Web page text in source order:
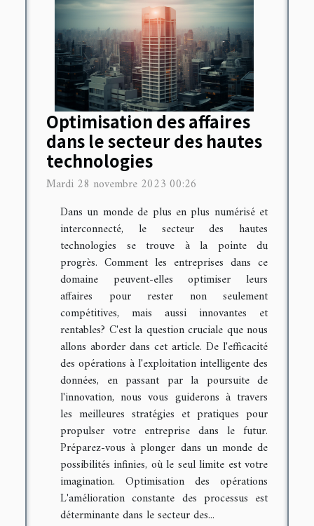
Optimisation des affaires
dans le secteur des hautes
technologies
Mardi 28 novembre 2023 00:26
Dans un monde de plus en plus numérisé et
interconnecté, le secteur des hautes
technologies se trouve à la pointe du
progrès. Comment les entreprises dans ce
domaine peuvent-elles optimiser leurs
affaires pour rester non seulement
compétitives, mais aussi innovantes et
rentables? C'est la question cruciale que nous
allons aborder dans cet article. De l'efficacité
des opérations à l'exploitation intelligente des
données, en passant par la poursuite de
l'innovation, nous vous guiderons à travers
les meilleures stratégies et pratiques pour
propulser votre entreprise dans le futur.
Préparez-vous à plonger dans un monde de
possibilités infinies, où le seul limite est votre
imagination. Optimisation des opérations
L'amélioration constante des processus est
déterminante dans le secteur des...